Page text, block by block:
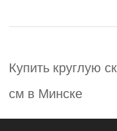
Купить круглую
см в Минске